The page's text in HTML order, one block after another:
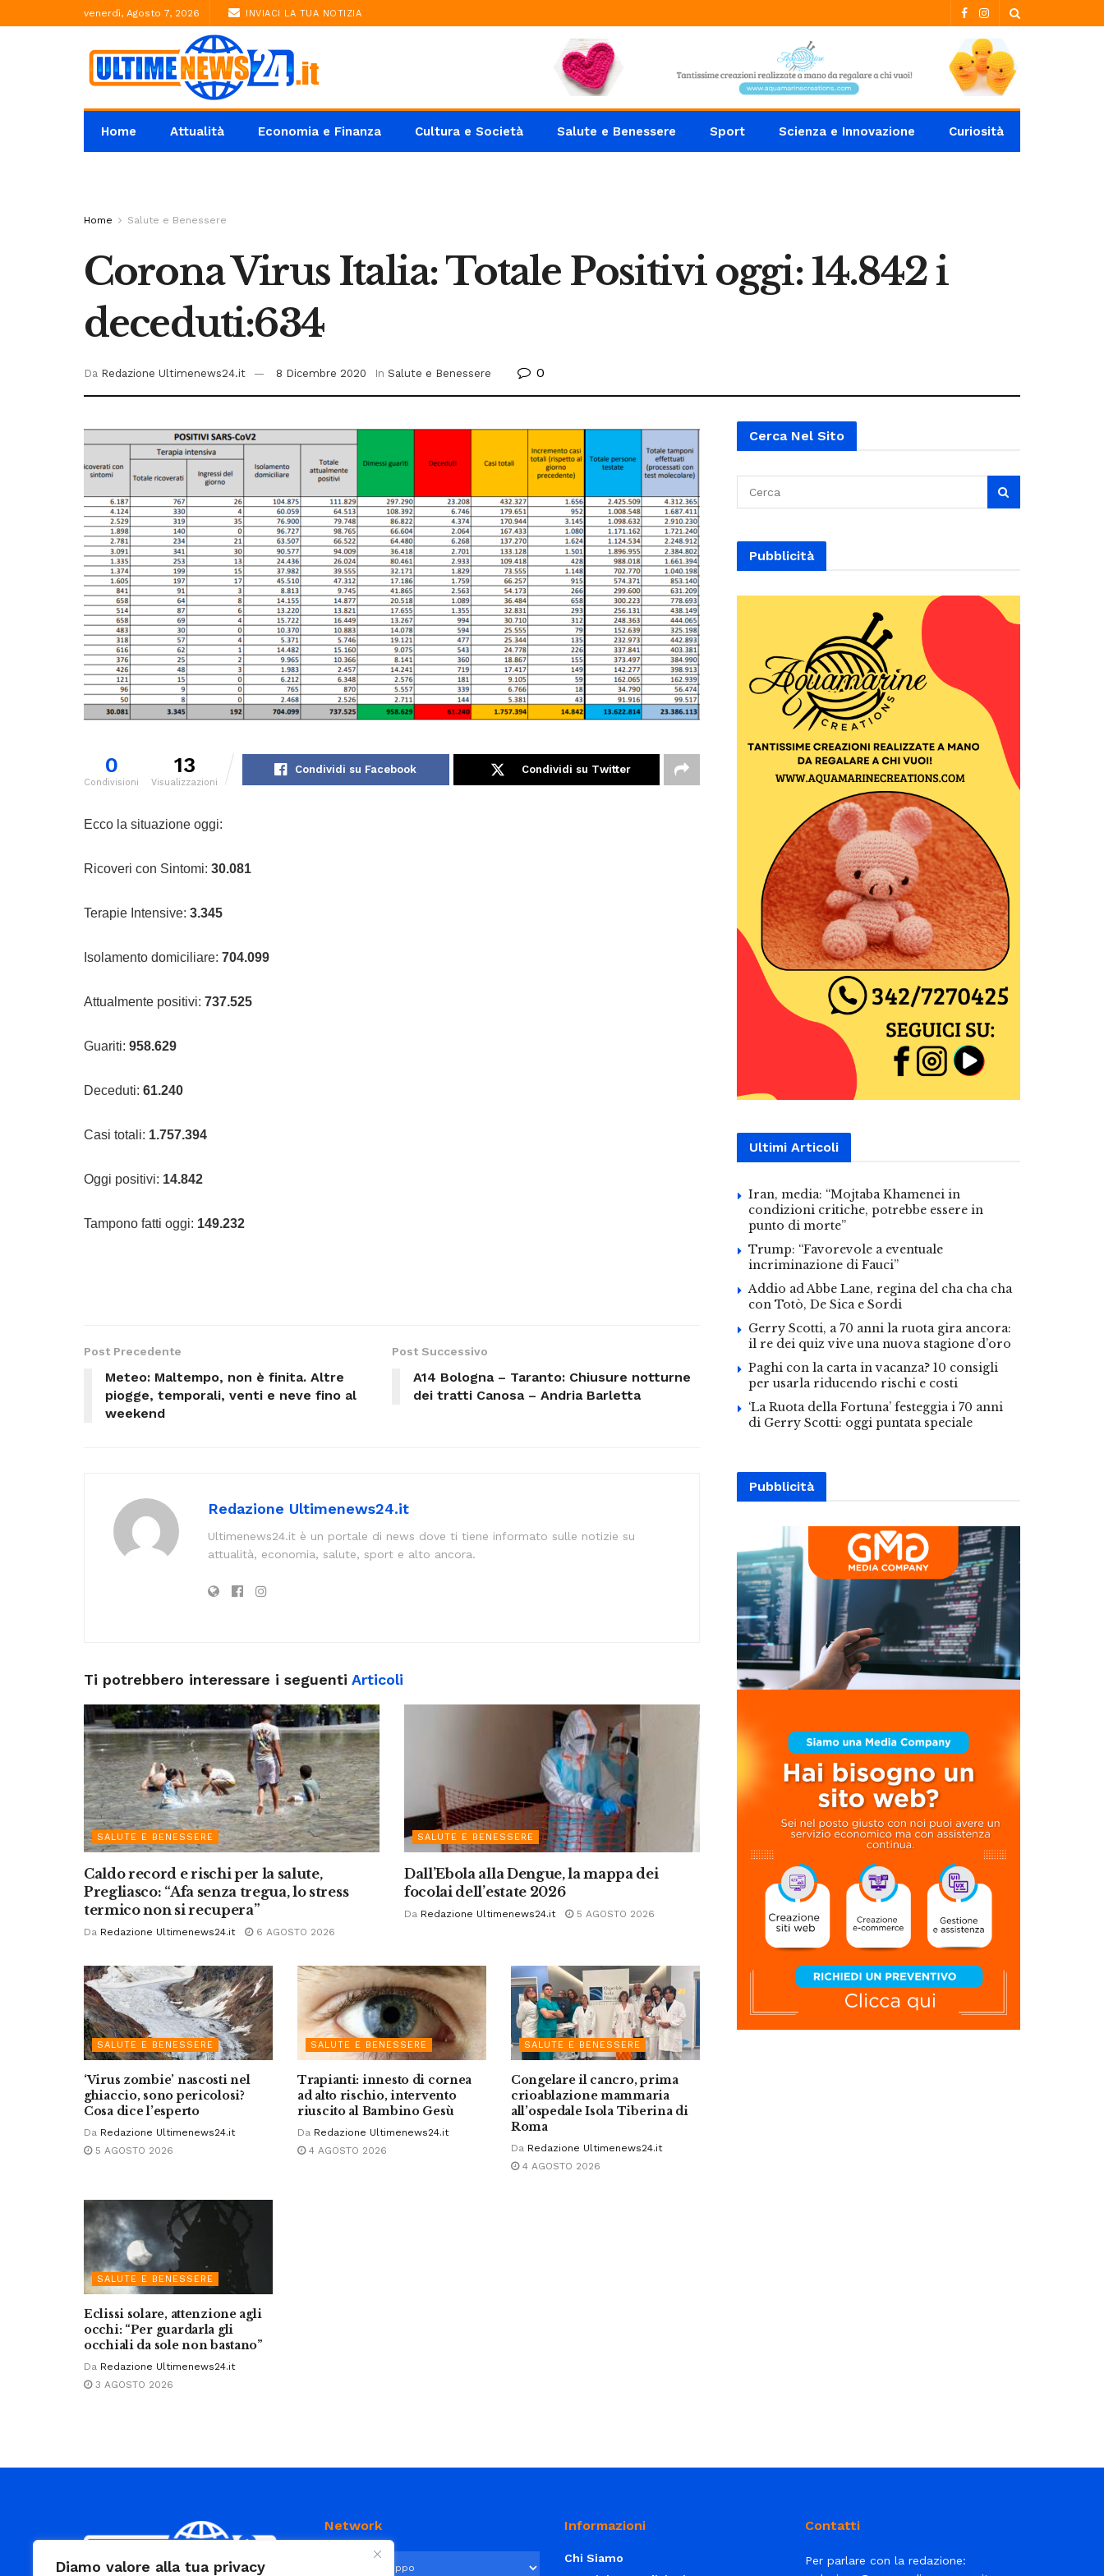
Diamo valore alla tua privacy
venerdì, Agosto 7, 2026 INVIACI LA TUA NOTIZIA
Home Attualità Economia e Finanza Cultura e Società Salute e Benessere Sport Scienza e Innovazione Curiosità
Home Salute e Benessere
Corona Virus Italia: Totale Positivi oggi: 14.842 i
deceduti:634
Da Redazione Ultimenews24.it 8 Dicembre 2020 In Salute e Benessere 0
0
Condivisioni
13
Visualizzazioni
Condividi su Facebook Condividi su Twitter
Ecco la situazione oggi:
Ricoveri con Sintomi: 30.081
Terapie Intensive: 3.345
Isolamento domiciliare: 704.099
Attualmente positivi: 737.525
Guariti: 958.629
Deceduti: 61.240
Casi totali: 1.757.394
Oggi positivi: 14.842
Tampono fatti oggi: 149.232
Post Precedente
Meteo: Maltempo, non è finita. Altre
piogge, temporali, venti e neve fino al
weekend
Post Successivo
A14 Bologna – Taranto: Chiusure notturne
dei tratti Canosa – Andria Barletta
Redazione Ultimenews24.it
Ultimenews24.it è un portale di news dove ti tiene informato sulle notizie su
attualità, economia, salute, sport e alto ancora.
Ti potrebbero interessare i seguenti Articoli
SALUTE E BENESSERE
Caldo record e rischi per la salute,
Pregliasco: “Afa senza tregua, lo stress
termico non si recupera”
Da Redazione Ultimenews24.it 6 AGOSTO 2026
SALUTE E BENESSERE
Dall’Ebola alla Dengue, la mappa dei
focolai dell’estate 2026
Da Redazione Ultimenews24.it 5 AGOSTO 2026
SALUTE E BENESSERE
‘Virus zombie’ nascosti nel
ghiaccio, sono pericolosi?
Cosa dice l’esperto
Da Redazione Ultimenews24.it
5 AGOSTO 2026
SALUTE E BENESSERE
Trapianti: innesto di cornea
ad alto rischio, intervento
riuscito al Bambino Gesù
Da Redazione Ultimenews24.it
4 AGOSTO 2026
SALUTE E BENESSERE
Congelare il cancro, prima
crioablazione mammaria
all’ospedale Isola Tiberina di
Roma
Da Redazione Ultimenews24.it
4 AGOSTO 2026
SALUTE E BENESSERE
Eclissi solare, attenzione agli
occhi: “Per guardarla gli
occhiali da sole non bastano”
Da Redazione Ultimenews24.it
3 AGOSTO 2026
Cerca Nel Sito
Pubblicità
Ultimi Articoli
Iran, media: “Mojtaba Khamenei in
condizioni critiche, potrebbe essere in
punto di morte”
Trump: “Favorevole a eventuale
incriminazione di Fauci”
Addio ad Abbe Lane, regina del cha cha cha
con Totò, De Sica e Sordi
Gerry Scotti, a 70 anni la ruota gira ancora:
il re dei quiz vive una nuova stagione d’oro
Paghi con la carta in vacanza? 10 consigli
per usarla riducendo rischi e costi
‘La Ruota della Fortuna’ festeggia i 70 anni
di Gerry Scotti: oggi puntata speciale
Pubblicità
Network Informazioni
Chi Siamo
Contatti
Per parlare con la redazione: